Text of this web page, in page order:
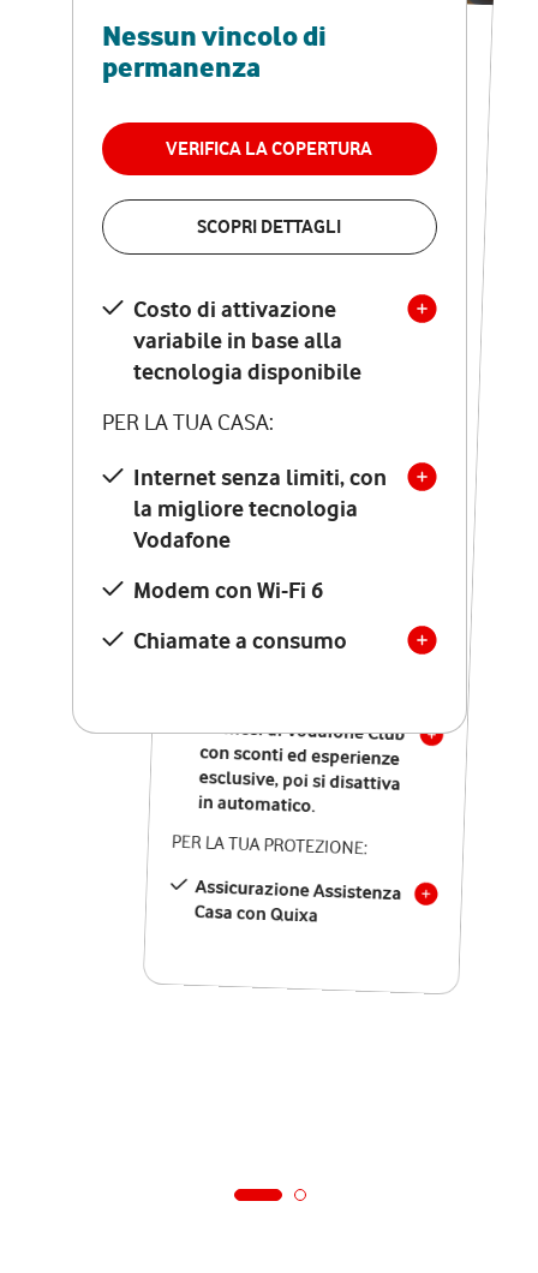
Nessun vincolo di
permanenza
VERIFICA LA COPERTURA
SCOPRI DETTAGLI
Costo di attivazione
variabile in base alla
tecnologia disponibile
PER LA TUA CASA:
Internet senza limiti, con
la migliore tecnologia
Vodafone
Modem con Wi-Fi 6
Chiamate a consumo
RETE FISSA + VODAFONE CLUB
29,95€
permanenza
VERIFICA LA COPERTURA
Costo di attivazione
variabile in base alla
tecnologia disponibile
PER LA TUA CASA:
Internet senza limiti, con
la migliore tecnologia
Vodafone
Modem Seven con Wi-Fi 7
Chiamate illimitate verso
numeri fissi e mobili
nazionali
12 mesi di Vodafone Club
con sconti ed esperienze
esclusive, poi si disattiva
in automatico.
PER LA TUA PROTEZIONE:
Assicurazione Assistenza
Casa con Quixa